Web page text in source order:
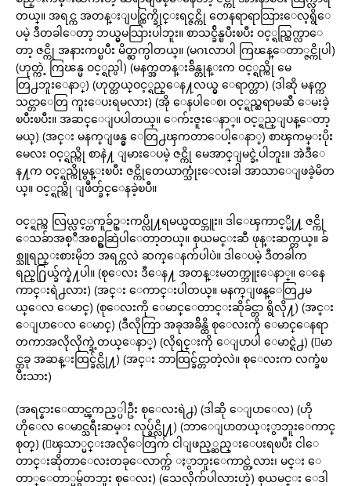
တယ္။ အရင္က အတန္းျပင္ထြက္ခိုင္းရင္ဇင္ကို တေနရာရာသြားေလ့ရွိေ
ပမဲ့ ဒီတခါေတာ့ ဘယ္မွမသြားပါဘူး။ စာသင္ခ်ိန္ၿပီးၿပီး ဝင့္ရည္ထြက္လာေ
တာ့ ဇင္ကို အနားကပ္ၿပီး မိတ္ဆက္ပါတယ္။ (မဂၤလာပါ ကြၽန္ေတာ္ဇင္ကိုပါ)
(ဟုတ္ကဲ့ ကြၽန္မ ဝင့္ရည္ပါ) (မနက္အတန္းခ်ိန္တုန္းက ဝင့္ရည္ကို မေ
တြ႕ဘူးေနာ္) (ဟုတ္တယ္ဝင့္ရည္ေန႔လယ္မွ ေရာက္တာ) (ဒါဆို မနက္က
သင္တာေတြ ကူးေပးရမလား) (အို ေနပါေစ၊ ဝင့္ရည္ဆရာမဆီ ေမးခဲ့
ၿပီးၿပီး။ အဆင္ေျပပါတယ္။ ေက်းဇူးေနာ္။ ဝင့္ရည္ျပန္ေတာ့
မယ္) (အင္း မနက္ျဖန္မွ ေတြ႕ၾကတာေပါ့ေနာ္) စာၾကမ္းပိုး
မေလး ဝင့္ရည္ကို စာနဲ႔ ျမားေပမဲ့ ဇင္ကို မေအာင္ျမင္ခဲ့ပါဘူး။ အဲဒီေ
န႔က ဝင့္ရည္ကိုမွန္းၿပီး ဇင္ကိုတေယာက္သုံးေလးခါ အာသာေျဖခဲ့မိတ
ယ္။ ဝင့္ရည္ကို ျဖဳတ္ခ်င္ေနခဲ့ၿပီ။
ဝင့္ရည္က လြယ္လင့္တကူခ်ဥ္းကပ္လို႔ရမယ္မထင္ဘူး။ ဒါေၾကာင့္မို႔ ဇင္ကို
ေသခ်ာအစ္ီအစဥ္စဆြဲပါေတာ့တယ္။ စုယမင္းဆီ ဖုန္းဆက္တယ္။ ခ်
စ္သူရည္းစားမိုဘ အရင္ကလဲ ဆက္ေနက်ပါပဲ။ ဒါေပမဲ့ ဒီတခါက
ရည္႐ြယ္ခ်က္နဲ႔ပါ။ (စုေလး ဒီေန႔ အတန္းမတက္ဘူးေနာ္။ ေနေ
ကာင္းရဲ႕လား) (အင္း ေကာင္းပါတယ္။ မနက္ျဖန္ေတြ႕မ
ယ္ေလ ေမာင္) (စုေလးကို ေမာင္ေတာင္းဆိုခ်င္တာ ရွိလို႔) (အင္း
ေျပာေလ ေမာင္) (ဒီလိုကြာ အခုအခ်ိန္ထိ စုေလးကို ေမာင္ေနရာ
တကာအလိုလိုက္ခဲ့တယ္ေနာ္) (လိုရင္းကို ေျပာပါ ေမာင္ရဲ႕) (ေမာ
င္တခု အဆန္းထြင္ခ်င္လို႔) (အင္း ဘာထြင္ခ်င္တာတဲ့လဲ။ စုေလးက လက္ခံၿ
ပီးသား)
(အရင္နားေထာင္ၾကည့္ပါဦး စုေလးရဲ႕) (ဒါဆို ေျပာေလ) (ဟို
ဟိုေလ ေမာင္သရီးဆမ္း လုပ္ခ်င္လို႔) (ဘာေျပာတယ္ႏွာဘူးေကာင္
စုတ္) (ေၾသာ္မင္းအလိုေတြက် ငါျဖည့္ဆည္းေပးရၿပီး ငါေ
တာင္းဆိုတာေလးတခုေလာက္က် ႏွာဘူးေကာင္တဲ့လား၊ မင္း ေ
တာ္ေတာ္မမွ်တဘူး စုေလး) (သေလိုက်ပါလားဟဲ့) စုယမင္း ေဒါ